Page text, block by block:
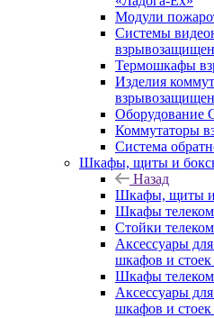
Модули
Системы
Термошкафы
Изделия
Оборудование
Коммутаторы
Система
Шкафы, щиты и
Назад
Шкафы, щиты
Шкафы
Стойки
Аксессуары
шкафов и стоек
Шкафы
Аксессуары
шкафов и стоек